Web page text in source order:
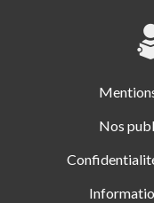
Nos